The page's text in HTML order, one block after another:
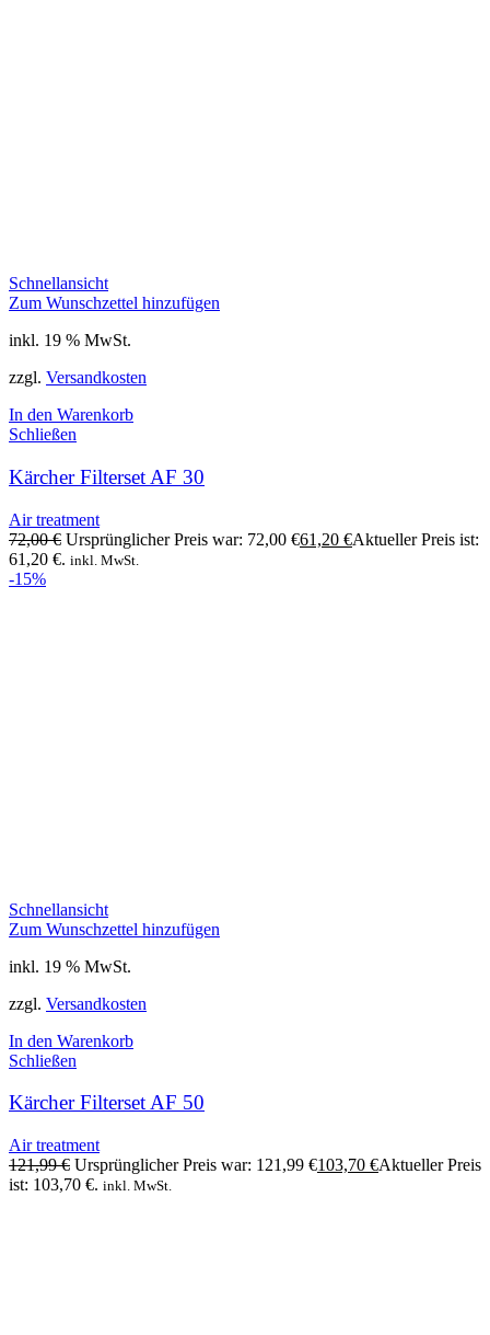
Schnellansicht
Zum Wunschzettel hinzufügen
inkl. 19 % MwSt.
zzgl. Versandkosten
In den Warenkorb
Schließen
Kärcher Filterset AF 30
Air treatment
72,00€ Ursprünglicher Preis war: 72,00 €61,20 €Aktueller Preis ist:
61,20 €. inkl. MwSt.
-15%
Schnellansicht
Zum Wunschzettel hinzufügen
inkl. 19 % MwSt.
zzgl. Versandkosten
In den Warenkorb
Schließen
Kärcher Filterset AF 50
Air treatment
121,99€ Ursprünglicher Preis war: 121,99 €103,70 €Aktueller Preis
ist: 103,70 €. inkl. MwSt.